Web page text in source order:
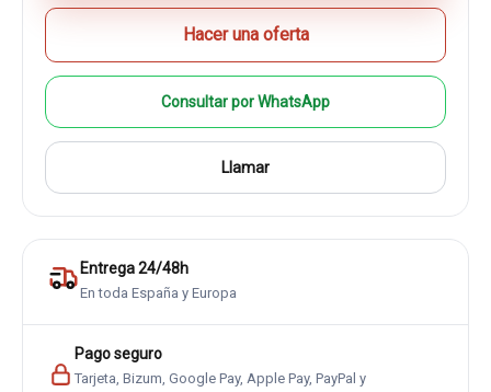
Hacer una oferta
Consultar por WhatsApp
Llamar
Entrega 24/48h
En toda España y Europa
Pago seguro
Tarjeta, Bizum, Google Pay, Apple Pay, PayPal y